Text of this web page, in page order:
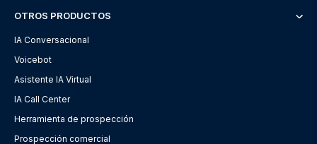
OTROS PRODUCTOS
IA Conversacional
Voicebot
Asistente IA Virtual
IA Call Center
Herramienta de prospección
Prospección comercial